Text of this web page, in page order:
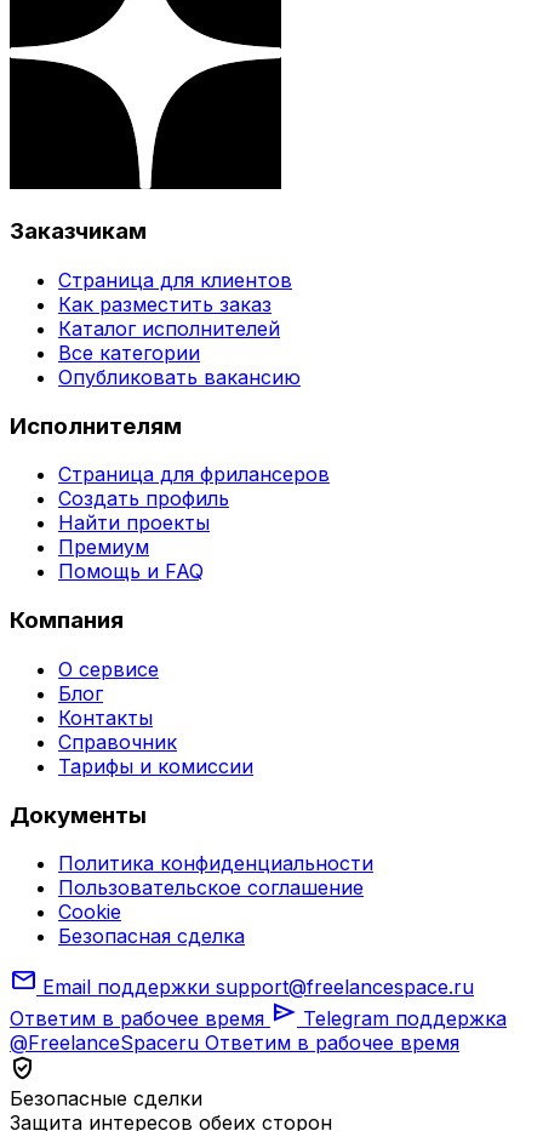
Заказчикам
Страница для клиентов
Как разместить заказ
Каталог исполнителей
Все категории
Опубликовать вакансию
Исполнителям
Страница для фрилансеров
Создать профиль
Найти проекты
Премиум
Помощь и FAQ
Компания
О сервисе
Блог
Контакты
Справочник
Тарифы и комиссии
Документы
Политика конфиденциальности
Пользовательское соглашение
Cookie
Безопасная сделка
mail Email поддержки support@freelancespace.ru
Ответим в рабочее время send Telegram поддержка
@FreelanceSpaceru Ответим в рабочее время
verified_user
Безопасные сделки
Защита интересов обеих сторон